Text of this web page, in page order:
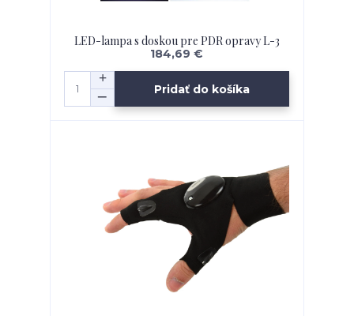
LED-lampa s doskou pre PDR opravy L-3
184,69 €
Pridať do košíka